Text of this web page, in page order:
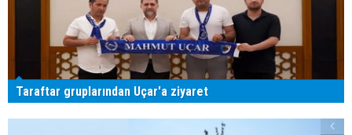
Taraftar gruplarından Uçar'a ziyaret